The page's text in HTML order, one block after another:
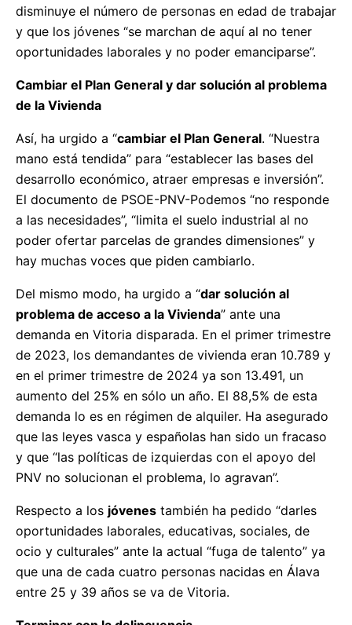
disminuye el número de personas en edad de trabajar
y que los jóvenes “se marchan de aquí al no tener
oportunidades laborales y no poder emanciparse”.
Cambiar el Plan General y dar solución al problema
de la Vivienda
Así, ha urgido a “cambiar el Plan General. “Nuestra
mano está tendida” para “establecer las bases del
desarrollo económico, atraer empresas e inversión”.
El documento de PSOE-PNV-Podemos “no responde
a las necesidades”, “limita el suelo industrial al no
poder ofertar parcelas de grandes dimensiones” y
hay muchas voces que piden cambiarlo.
Del mismo modo, ha urgido a “dar solución al
problema de acceso a la Vivienda” ante una
demanda en Vitoria disparada. En el primer trimestre
de 2023, los demandantes de vivienda eran 10.789 y
en el primer trimestre de 2024 ya son 13.491, un
aumento del 25% en sólo un año. El 88,5% de esta
demanda lo es en régimen de alquiler. Ha asegurado
que las leyes vasca y españolas han sido un fracaso
y que “las políticas de izquierdas con el apoyo del
PNV no solucionan el problema, lo agravan”.
Respecto a los jóvenes también ha pedido “darles
oportunidades laborales, educativas, sociales, de
ocio y culturales” ante la actual “fuga de talento” ya
que una de cada cuatro personas nacidas en Álava
entre 25 y 39 años se va de Vitoria.